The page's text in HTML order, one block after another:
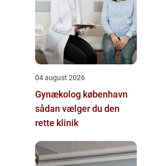
04 august 2026
Gynækolog københavn
sådan vælger du den
rette klinik